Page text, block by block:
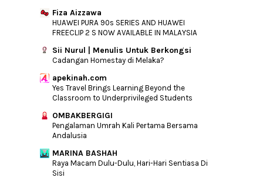
►2014(46)
► 2012(76)
►
►2010(44)
Fiza Aizzawa
HUAWEI PURA 90s SERIES AND HUAWEI
FREECLIP 2 S NOW AVAILABLE IN MALAYSIA
Sii Nurul | Menulis Untuk Berkongsi
Cadangan Homestay di Melaka?
apekinah.com
Yes Travel Brings Learning Beyond the
Classroom to Underprivileged Students
OMBAKBERGIGI
Pengalaman Umrah Kali Pertama Bersama
Andalusia
MARINA BASHAH
Raya Macam Dulu-Dulu, Hari-Hari Sentiasa Di
Sisi